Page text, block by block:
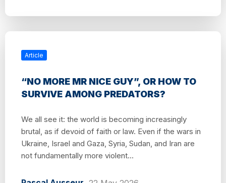
Article
“NO MORE MR NICE GUY”, OR HOW TO
SURVIVE AMONG PREDATORS?
We all see it: the world is becoming increasingly
brutal, as if devoid of faith or law. Even if the wars in
Ukraine, Israel and Gaza, Syria, Sudan, and Iran are
not fundamentally more violent...